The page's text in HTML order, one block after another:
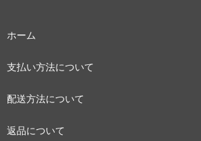
ホーム
支払い方法について
配送方法について
返品について